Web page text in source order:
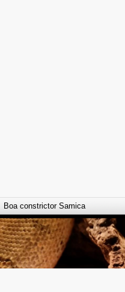
Boa constrictor Samica